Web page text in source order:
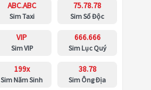
ABC.ABC
Sim Taxi
75.78.78
Sim Số Độc
VIP
Sim VIP
666.666
Sim Lục Quý
199x
Sim Năm Sinh
38.78
Sim Ông Địa